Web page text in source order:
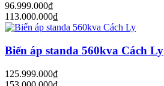
96.999.000₫
113.000.000₫
Biến áp standa 560kva Cách Ly
125.999.000₫